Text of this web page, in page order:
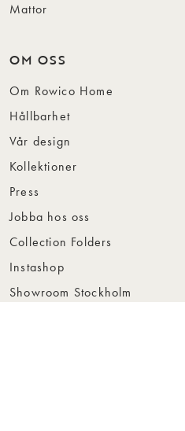
Mattor
OM OSS
Om Rowico Home
Hållbarhet
Vår design
Kollektioner
Press
Jobba hos oss
Collection Folders
Instashop
Showroom Stockholm